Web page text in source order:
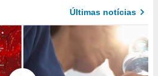
Últimas notícias